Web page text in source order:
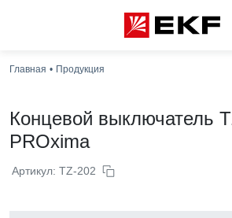
Главная Продукция
Концевой выключатель
PROxima
Артикул: TZ-202